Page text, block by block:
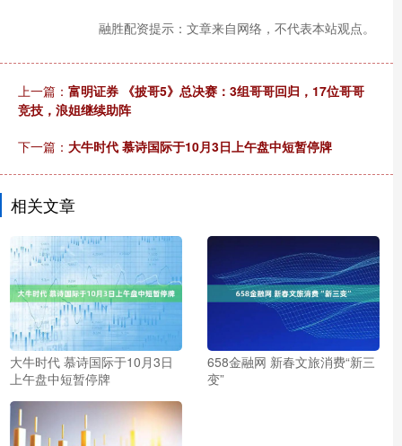
融胜配资提示：文章来自网络，不代表本站观点。
上一篇： 富明证券 《披哥5》总决赛：3组哥哥回归，17位哥哥
竞技，浪姐继续助阵
下一篇： 大牛时代 慕诗国际于10月3日上午盘中短暂停牌
相关文章
大牛时代 慕诗国际于10月3日
上午盘中短暂停牌
658金融网 新春文旅消费“新三
变”